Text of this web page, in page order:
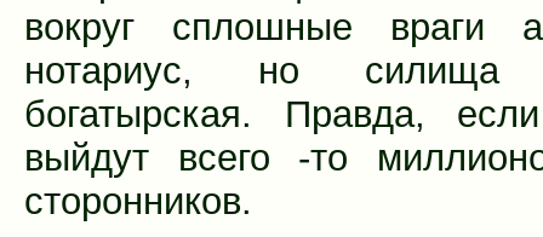
вокруг сплошные враги
нотариус, но
богатырская. Правда,
выйдут всего -то
сторонников.